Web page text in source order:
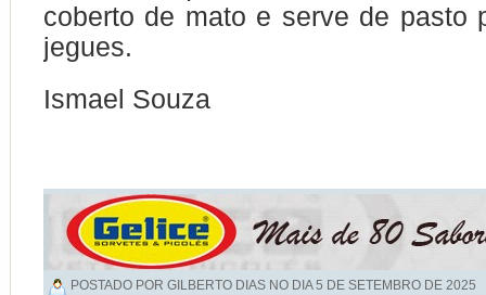
coberto de mato e serve de pasto
jegues.
Ismael Souza
POSTADO POR GILBERTO DIAS NO DIA5 DE SETEMBRO DE 2025